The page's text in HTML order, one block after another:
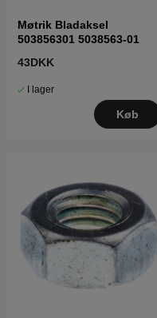
Møtrik Bladaksel
503856301 5038563-01
43DKK
I lager
Køb